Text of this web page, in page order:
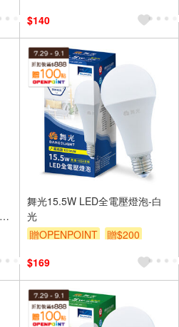
$140
舞光15.5W LED全電壓燈泡-白
光
贈OPENPOINT
贈$200
$169